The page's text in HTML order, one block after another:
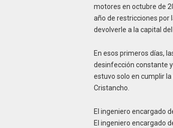
motores en octubre de
año de restricciones por
devolverle a la capital
En esos primeros días,
desinfección constante
estuvo solo en cumplir
Cristancho.
El ingeniero encargado
El ingeniero encargado